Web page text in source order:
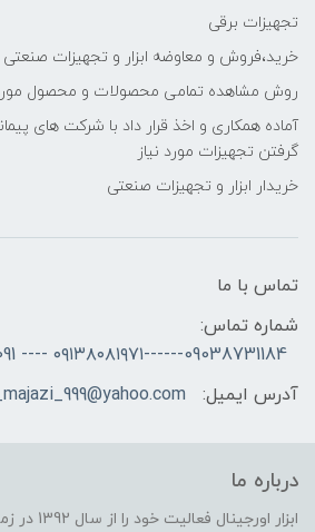
تجهیزات برقی
خرید،فروش و معاوضه ابزار و تجهیزات صنعتی
روش مشاهده تمامی محصولات و محصول
آماده همکاری و اخذ قرار داد با شرکت های
گرفتن تجهیزات مورد نیاز
خریدار ابزار و تجهیزات صنعتی
تماس با ما
شماره تماس:
09038731184------۰۹۱۳۸۰۸۱۹۷۱ ---- ۰۹132298091 مجازی
آدرس ایمیل:
درباره ما
ابزار